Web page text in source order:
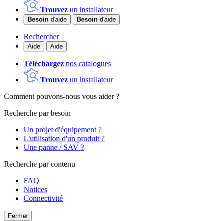
Trouvez un installateur
Besoin d'aide Besoin d'aide
Rechercher
Aide Aide
Téléchargez nos catalogues
Trouvez un installateur
Comment pouvons-nous vous aider ?
Recherche par besoin
Un projet d'équipement ?
L'utilisation d'un produit ?
Une panne / SAV ?
Recherche par contenu
FAQ
Notices
Connectivité
Fermer